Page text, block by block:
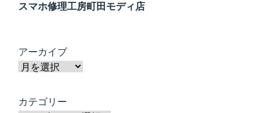
スマホ修理工房町田モディ店
アーカイブ
カテゴリー